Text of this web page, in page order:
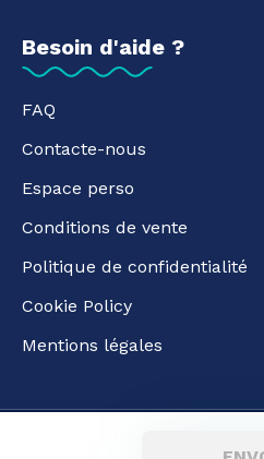
Besoin d'aide ?
FAQ
Contacte-nous
Espace perso
Conditions de vente
Politique de confidentialité
Cookie Policy
Mentions légales